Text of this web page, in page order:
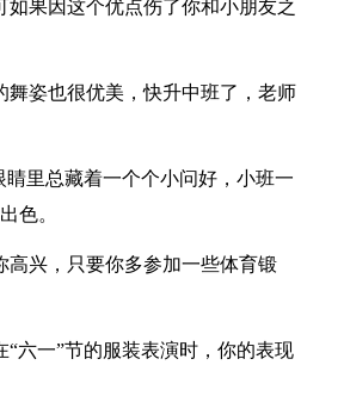
果因这个优点伤了你和小朋友之
姿也很优美，快升中班了，老师
里总藏着一个个小问好，小班一
色。
兴，只要你多参加一些体育锻
六一”节的服装表演时，你的表现